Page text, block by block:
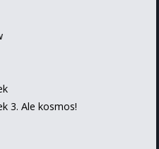
3. Ale kosmos!